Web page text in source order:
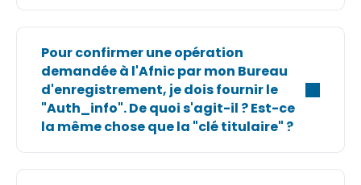
Pour confirmer une opération
demandée à l'Afnic par mon Bureau
d'enregistrement, je dois fournir le
"Auth_info". De quoi s'agit-il ? Est-ce
la même chose que la "clé titulaire" ?